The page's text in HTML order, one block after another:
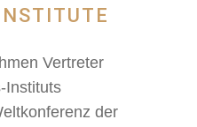
Vertreter
Instituts
der